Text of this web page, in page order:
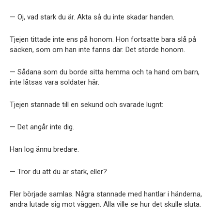
— Oj, vad stark du är. Akta så du inte skadar handen.
Tjejen tittade inte ens på honom. Hon fortsatte bara slå på
säcken, som om han inte fanns där. Det störde honom.
— Sådana som du borde sitta hemma och ta hand om barn,
inte låtsas vara soldater här.
Tjejen stannade till en sekund och svarade lugnt:
— Det angår inte dig.
Han log ännu bredare.
— Tror du att du är stark, eller?
Fler började samlas. Några stannade med hantlar i händerna,
andra lutade sig mot väggen. Alla ville se hur det skulle sluta.